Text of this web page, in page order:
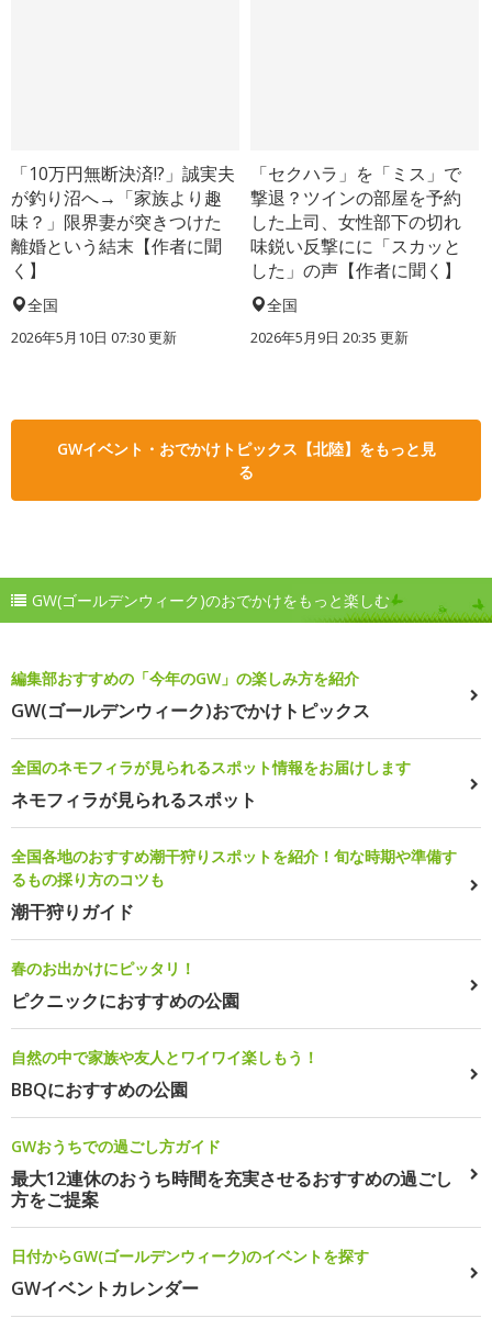
「10万円無断決済!?」誠実夫
が釣り沼へ→「家族より趣
味？」限界妻が突きつけた
離婚という結末【作者に聞
く】
全国
2026年5月10日 07:30 更新
「セクハラ」を「ミス」で
撃退？ツインの部屋を予約
した上司、女性部下の切れ
味鋭い反撃にに「スカッと
した」の声【作者に聞く】
全国
2026年5月9日 20:35 更新
GWイベント・おでかけトピックス【北陸】をもっと見
る
GW(ゴールデンウィーク)のおでかけをもっと楽しむ
編集部おすすめの「今年のGW」の楽しみ方を紹介
GW(ゴールデンウィーク)おでかけトピックス
全国のネモフィラが見られるスポット情報をお届けします
ネモフィラが見られるスポット
全国各地のおすすめ潮干狩りスポットを紹介！旬な時期や準備す
るもの採り方のコツも
潮干狩りガイド
春のお出かけにピッタリ！
ピクニックにおすすめの公園
自然の中で家族や友人とワイワイ楽しもう！
BBQにおすすめの公園
GWおうちでの過ごし方ガイド
最大12連休のおうち時間を充実させるおすすめの過ごし
方をご提案
日付からGW(ゴールデンウィーク)のイベントを探す
GWイベントカレンダー